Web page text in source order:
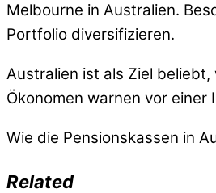
Melbourne in Australien.
Portfolio diversifizieren.
Australien ist als Ziel
Ökonomen warnen vor
Wie die Pensionskassen in
Related